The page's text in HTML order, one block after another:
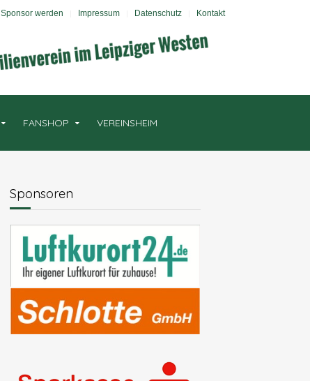
Sponsor werden Impressum Datenschutz Kontakt
FANSHOP VEREINSHEIM
Sponsoren